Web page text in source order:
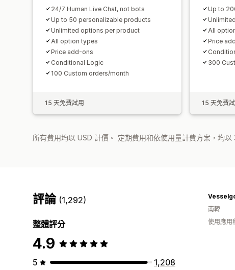
24/7 Human Live Chat, not bots
Up to 50 personalizable products
Unlimited options per product
All option types
Price add-ons
Conditional Logic
100 Custom orders/month
15 天免費試用
Up to
All
Price
300
15 天免費
所有費用均以 USD 計價。 定期費用和依使用量計費方案，均以
評論 (1,292)
整體評分
4.9
5
1,208
南韓
使用應用